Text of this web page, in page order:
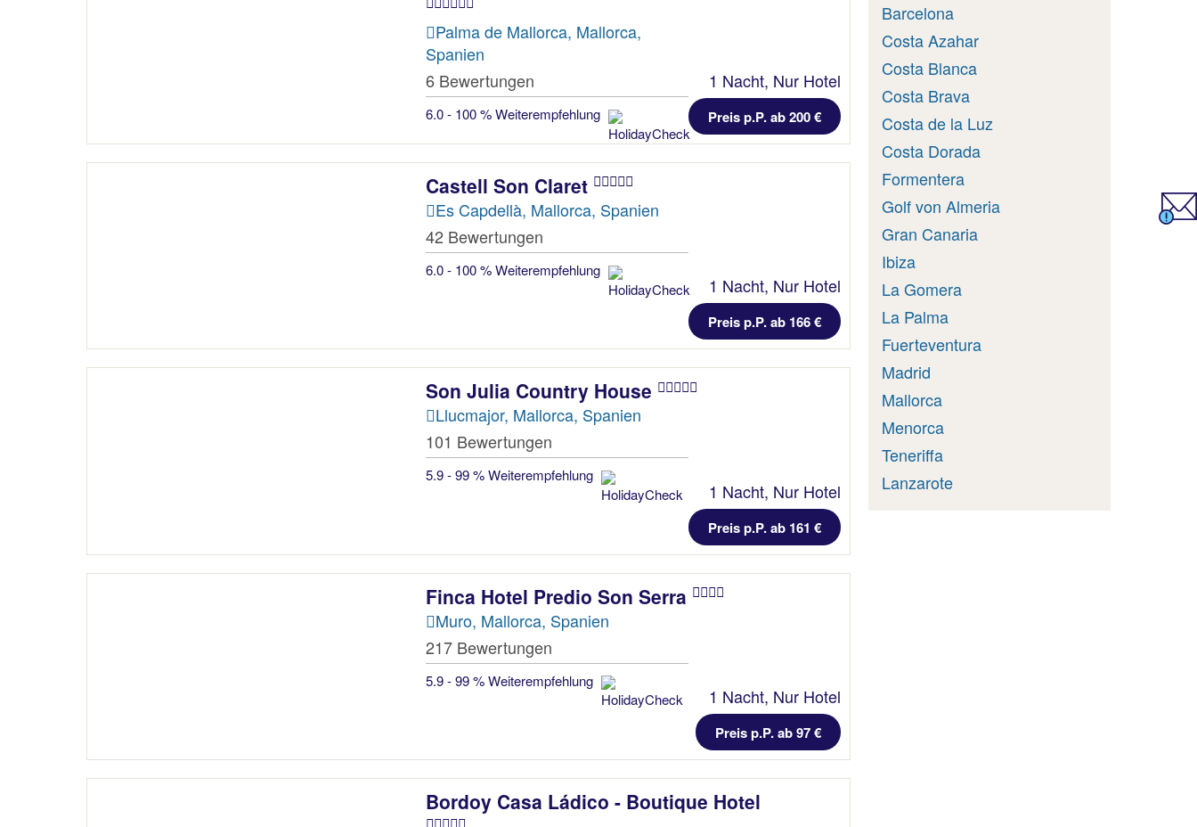
Palma de Mallorca, Mallorca,
Spanien
6 Bewertungen
6.0 - 100 % Weiterempfehlung
1 Nacht, Nur Hotel
Preis p.P. ab 200 €
Castell Son Claret
Es Capdellà, Mallorca, Spanien
42 Bewertungen
6.0 - 100 % Weiterempfehlung
1 Nacht, Nur Hotel
Preis p.P. ab 166 €
Son Julia Country House
Llucmajor, Mallorca, Spanien
101 Bewertungen
5.9 - 99 % Weiterempfehlung
1 Nacht, Nur Hotel
Preis p.P. ab 161 €
Finca Hotel Predio Son Serra
Muro, Mallorca, Spanien
217 Bewertungen
5.9 - 99 % Weiterempfehlung
1 Nacht, Nur Hotel
Preis p.P. ab 97 €
Bordoy Casa Ládico - Boutique Hotel
Barcelona
Costa Azahar
Costa Blanca
Costa Brava
Costa de la Luz
Costa Dorada
Formentera
Golf von Almeria
Gran Canaria
Ibiza
La Gomera
La Palma
Fuerteventura
Madrid
Mallorca
Menorca
Teneriffa
Lanzarote